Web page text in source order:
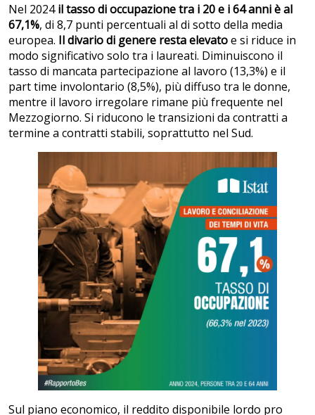
Nel 2024il tasso di occupazione tra i 20 e i 64 anni è al
67,1%, di 8,7 punti percentuali al di sotto della media
europea. Il divario di genere resta elevatoe si riduce in
modo significativo solo tra i laureati. Diminuiscono il
tasso di mancata partecipazione al lavoro (13,3%) e il
part time involontario (8,5%), più diffuso tra le donne,
mentre il lavoro irregolare rimane più frequente nel
Mezzogiorno. Si riducono le transizioni da contratti a
termine a contratti stabili, soprattutto nel Sud.
Sul piano economico, il reddito disponibile lordo pro